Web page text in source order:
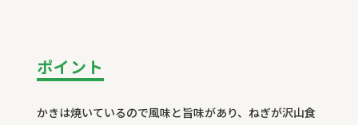
ポイント
かきは焼いているので風味と旨味があり、ねぎが沢山食